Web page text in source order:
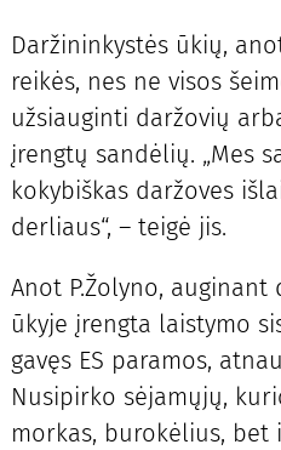
Daržininkystės ūkių,
reikės, nes ne visos
užsiauginti daržovių
įrengtų sandėlių. „Mes
kokybiškas daržoves
derliaus“, – teigė jis.
Anot P.Žolyno,
ūkyje įrengta laistymo
gavęs ES paramos,
Nusipirko sėjamųjų,
morkas, burokėlius, bet